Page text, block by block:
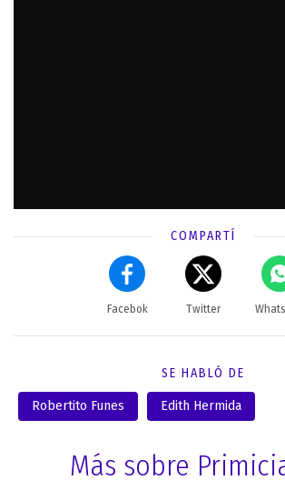
COMPARTÍ
Facebok Twitter
SE HABLÓ DE
Robertito Funes Edith Hermida
Más sobre